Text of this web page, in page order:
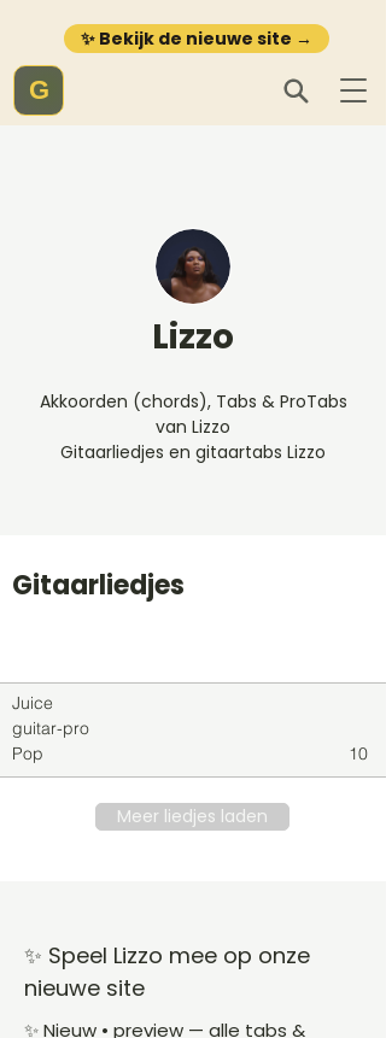
✨ Bekijk de nieuwe site →
G
Lizzo
Akkoorden (chords), Tabs & ProTabs
van Lizzo
Gitaarliedjes en gitaartabs Lizzo
Gitaarliedjes
Juice
guitar-pro
Pop
10
Meer liedjes laden
✨ Speel Lizzo mee op onze
nieuwe site
✨ Nieuw • preview — alle tabs &